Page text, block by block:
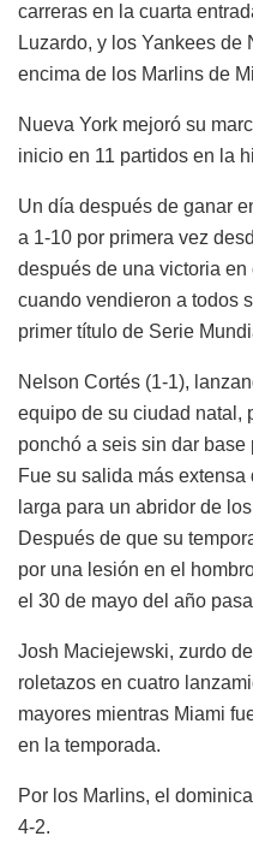
carreras en la cuarta
Luzardo, y los Yankees de
encima de los Marlins de
Nueva York mejoró su
inicio en 11 partidos en la
Un día después de ganar
a 1-10 por primera vez
después de una victoria
cuando vendieron a todos
primer título de Serie
Nelson Cortés (1-1),
equipo de su ciudad natal,
ponchó a seis sin dar
Fue su salida más
larga para un abridor de
Después de que su
por una lesión en el
el 30 de mayo del año
Josh Maciejewski, zurdo
roletazos en cuatro
mayores mientras Miami
en la temporada.
Por los Marlins, el
4-2.